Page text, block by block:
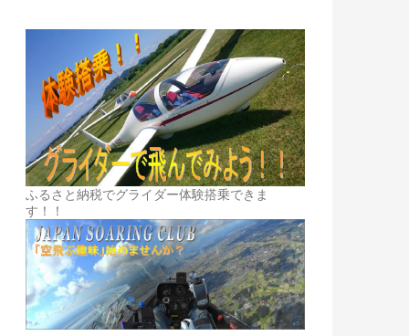
ふるさと納税でグライダー体験搭乗できま
す！！